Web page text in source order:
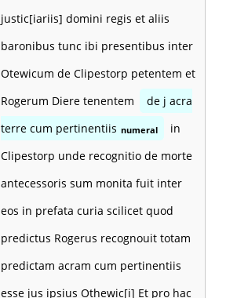
justic[iariis] domini regis et aliis
baronibus tunc ibi presentibus inter
Otewicum de Clipestorp petentem et
Rogerum Diere tenentem
de j acra
terre cum pertinentiis numeral
in
Clipestorp unde recognitio de morte
antecessoris sum monita fuit inter
eos in prefata curia scilicet quod
predictus Rogerus recognouit totam
predictam acram cum pertinentiis
esse jus ipsius Othewic[i] Et pro hac